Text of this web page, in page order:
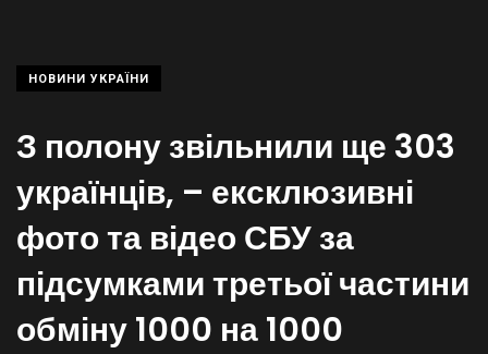
НОВИНИ УКРАЇНИ
З полону звільнили ще 303
українців, – ексклюзивні
фото та відео СБУ за
підсумками третьої частини
обміну 1000 на 1000